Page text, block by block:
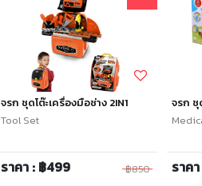
จรก ชุดโต๊ะเครื่องมือช่าง 2IN1
Tool Set
ราคา : ฿499 ฿850
จรก ชุ
ราค